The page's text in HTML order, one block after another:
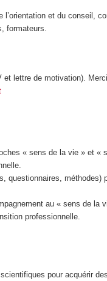
et du conseil,
formateurs.
lettre de motivation).
« sens de la vie » et «
questionnaires, méthodes)
au « sens de la
professionnelle.
pour acquérir